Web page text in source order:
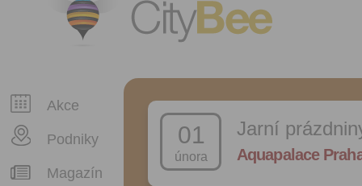
CityBee
Akce
Podniky
Magazín
01
února
Jarní
Aquapalace